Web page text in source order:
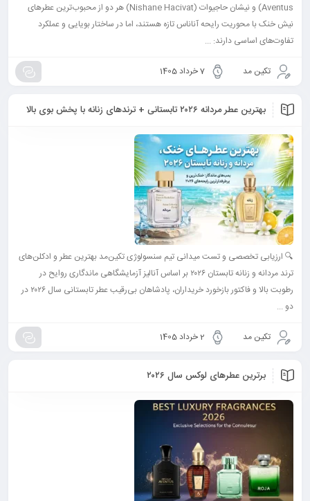
Aventus) و نیشان حاجیوات (Nishane Hacivat) هر دو از محبوب‌ترین عطرهای
نیش خنک با محوریت رایحه آناناس تازه هستند، اما در ساختار بویایی و عملکرد
تفاوت‌های اساسی دارند: ...
تکین مد 7 خرداد 1405
بهترین عطر مردانه ۲۰۲۶ تابستانی + ترندهای زنانه با پخش بوی بالا
🔍 ارزیابی تخصصی و تست میدانی تیم سنسولوژی تکین‌مد بهترین عطر و ادکلن‌های
ترند مردانه و زنانه تابستان ۲۰۲۶ بر اساس آنالیز آزمایشگاهی ماندگاری روایح در
رطوبت بالا و فاکتور بازخورد خریداران، پادشاهان بی‌رقیب عطر تابستانی سال ۲۰۲۶ در
دو ...
تکین مد 2 خرداد 1405
برترین عطرهای لوکس سال ۲۰۲۶